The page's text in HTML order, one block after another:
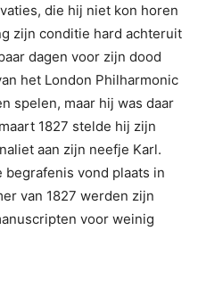
die hij niet kon horen
zijn conditie hard achteruit
dagen voor zijn dood
het London Philharmonic
spelen, maar hij was daar
1827 stelde hij zijn
aan zijn neefje Karl.
vond plaats in
van 1827 werden zijn
voor weinig